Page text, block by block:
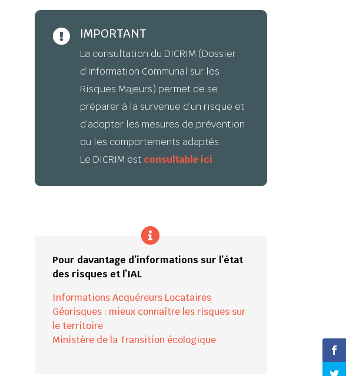
 IMPORTANT
La consultation du DICRIM (Dossier
d’Information Communal sur les
Risques Majeurs) permet de se
préparer à la survenue d’un risque et
d’adopter les mesures de prévention
ou les comportements adaptés.
Le DICRIM est consultable ici
Pour davantage d’informations sur l’état
des risques et l’IAL
Informations Acquéreurs Locataires
Géorisques : mieux connaître les risques sur
le territoire
Ministère de la Transition écologique